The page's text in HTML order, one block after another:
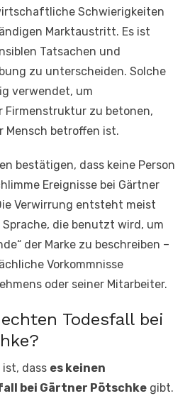
Schwierigkeiten
Marktaustritt. Es ist
Tatsachen und
zu unterscheiden. Solche
verwendet, um
Firmenstruktur zu betonen,
Mensch betroffen ist.
bestätigen, dass keine Person
Ereignisse bei Gärtner
Verwirrung entsteht meist
die benutzt wird, um
der Marke zu beschreiben –
Vorkommnisse
oder seiner Mitarbeiter.
Todesfall bei
dass es keinen
bei Gärtner Pötschke gibt.